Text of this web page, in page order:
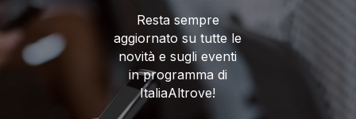
Resta sempre
aggiornato su tutte le
novità e sugli eventi
in programma di
ItaliaAltrove!